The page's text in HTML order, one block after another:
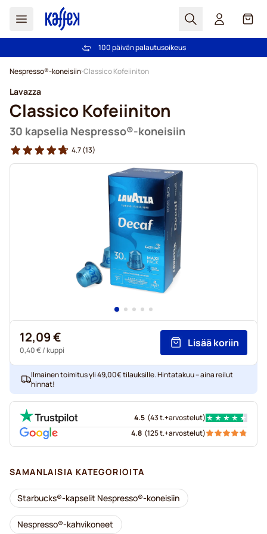
Haku Kori
Ilmainen toimitus yli 49,00€ tilauksille
100 päivän palautusoikeus
Nespresso®-koneisiin Classico Kofeiiniton
Lavazza
Classico Kofeiiniton
30 kapselia Nespresso®-koneisiin
4.7(13)
12,09 €
0,40 €/ kuppi
Lisää koriin
Ilmainen toimitus yli 49,00€ tilauksille. Hintatakuu – aina reilut
hinnat!
4.5 (43 t.+arvostelut)
4.8 (125 t.+arvostelut)
SAMANLAISIA KATEGORIOITA
Starbucks®-kapselit Nespresso®-koneisiin
Nespresso®-kahvikoneet